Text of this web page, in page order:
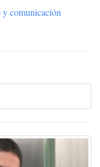
y comunicación